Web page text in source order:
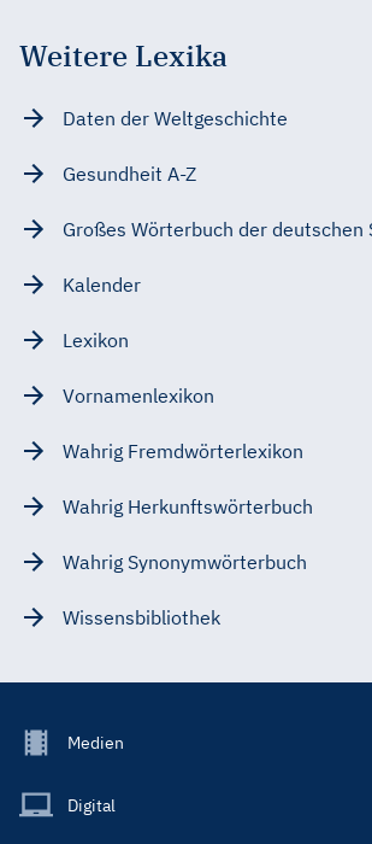
Weitere Lexika
Daten der Weltgeschichte
Gesundheit A-Z
Großes Wörterbuch der deutschen
Kalender
Lexikon
Vornamenlexikon
Wahrig Fremdwörterlexikon
Wahrig Herkunftswörterbuch
Wahrig Synonymwörterbuch
Wissensbibliothek
Footer
Main
Medien
Digital